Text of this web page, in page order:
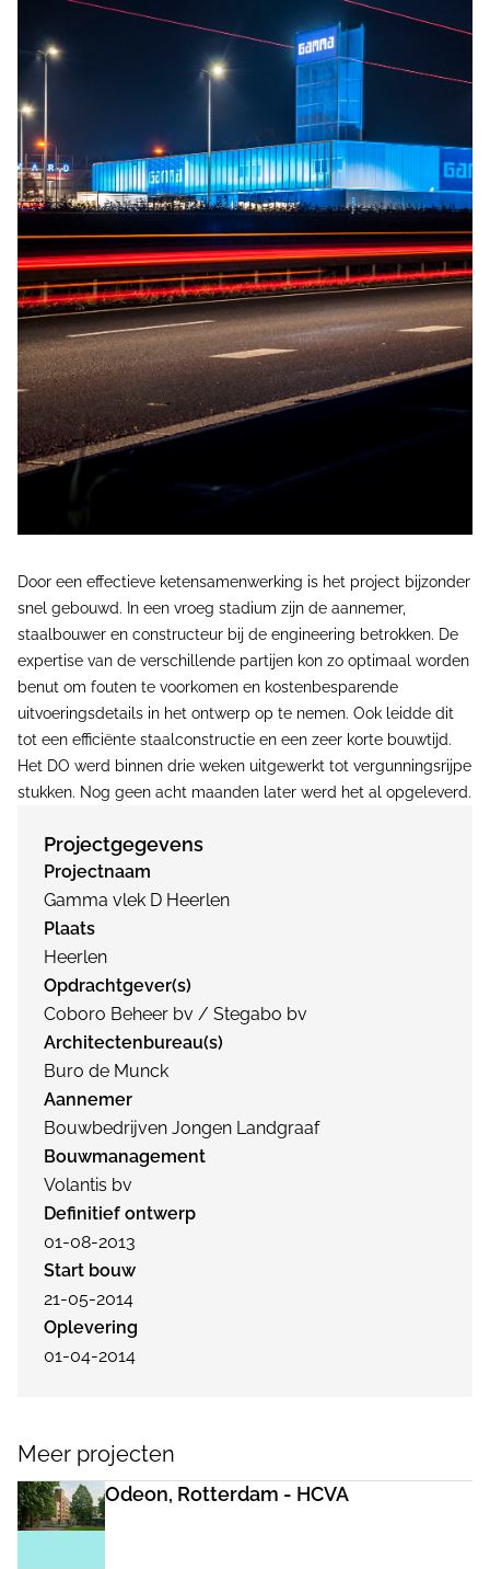
Door een effectieve ketensamenwerking is het project bijzonder
snel gebouwd. In een vroeg stadium zijn de aannemer,
staalbouwer en constructeur bij de engineering betrokken. De
expertise van de verschillende partijen kon zo optimaal worden
benut om fouten te voorkomen en kostenbesparende
uitvoeringsdetails in het ontwerp op te nemen. Ook leidde dit
tot een efficiënte staalconstructie en een zeer korte bouwtijd.
Het DO werd binnen drie weken uitgewerkt tot vergunningsrijpe
stukken. Nog geen acht maanden later werd het al opgeleverd.
Projectgegevens
Projectnaam
Gamma vlek D Heerlen
Plaats
Heerlen
Opdrachtgever(s)
Coboro Beheer bv / Stegabo bv
Architectenbureau(s)
Buro de Munck
Aannemer
Bouwbedrijven Jongen Landgraaf
Bouwmanagement
Volantis bv
Definitief ontwerp
01-08-2013
Start bouw
21-05-2014
Oplevering
01-04-2014
Meer projecten
Odeon, Rotterdam - HCVA